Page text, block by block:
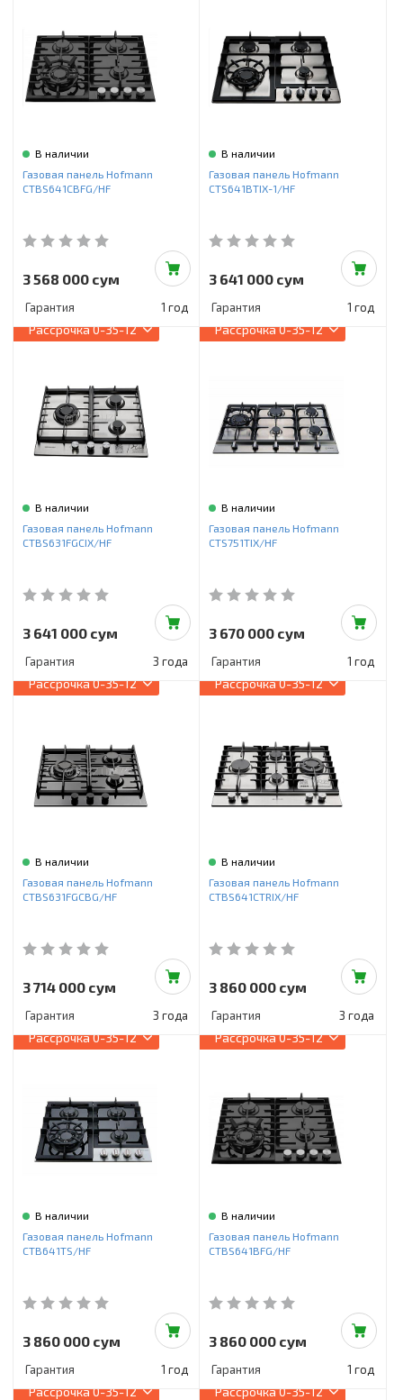
В наличии
Газовая панель Hofmann
CTBS641CBFG/HF
3 568 000 сум
Гарантия 1 год
В наличии
Газовая панель Hofmann
CTS641BTIX-1/HF
3 641 000 сум
Гарантия 1 год
Рассрочка0-35-12
В наличии
Газовая панель Hofmann
CTBS631FGCIX/HF
3 641 000 сум
Гарантия 3 года
Рассрочка0-35-12
В наличии
Газовая панель Hofmann
CTS751TIX/HF
3 670 000 сум
Гарантия 1 год
Рассрочка0-35-12
В наличии
Газовая панель Hofmann
CTBS631FGCBG/HF
3 714 000 сум
Гарантия 3 года
Рассрочка0-35-12
В наличии
Газовая панель Hofmann
CTBS641CTRIX/HF
3 860 000 сум
Гарантия 3 года
Рассрочка0-35-12
В наличии
Газовая панель Hofmann
CTB641TS/HF
3 860 000 сум
Гарантия 1 год
Рассрочка0-35-12
В наличии
Газовая панель Hofmann
CTBS641BFG/HF
3 860 000 сум
Гарантия 1 год
Рассрочка0-35-12 Рассрочка0-35-12